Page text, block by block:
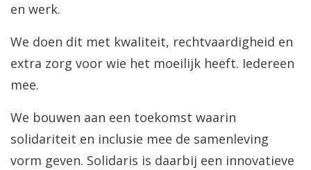
en werk.
We doen dit met kwaliteit, rechtvaardigheid en
extra zorg voor wie het moeilijk heeft. Iedereen
mee.
We bouwen aan een toekomst waarin
solidariteit en inclusie mee de samenleving
vorm geven. Solidaris is daarbij een innovatieve